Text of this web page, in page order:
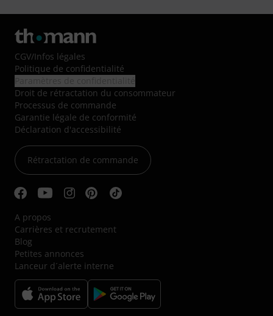
CGV/Infos légales
Politique de confidentialité
Droit de rétractation du consommateur
Processus de commande
Garantie légale de conformité
Déclaration d'accessibilité
Rétractation de commande
A propos
Carrières et recrutement
Blog
Petites annonces
Lanceur d´alerte interne